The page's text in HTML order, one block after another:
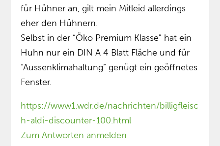
für Hühner an, gilt mein Mitleid allerdings
eher den Hühnern.
Selbst in der “Öko Premium Klasse” hat ein
Huhn nur ein DIN A 4 Blatt Fläche und für
“Aussenklimahaltung” genügt ein geöffnetes
Fenster.
https://www1.wdr.de/nachrichten/billigfleisc
h-aldi-discounter-100.html
Zum Antworten anmelden